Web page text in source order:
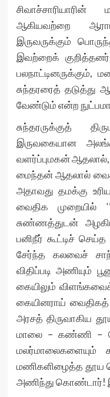
ஆகியவற்றை
இருவருக்கும்
இவற்றைக்
சுந்தரரைத்
வேண்டும் என்ற
சுந்தரருக்குத்
இருவகையான
வளர்ப்புமகன்
மைந்தன் ஆதலால்
அதாவது தமக்கு
வைதிக முறையில்
சுண்ணத்துடன்
பனிநீர் கூட்டிச்
சேர்ந்த கலவைச்
விதிப்படி அணியும்
கையிலும்
கையினராய் வைதிகத்
அரசத் திருவாகிய
மாலை – கண்ணி –
மலர்மாலைகளையும்
மணிகளிழைத்த தூய
அணிந்து கொண்டார்!